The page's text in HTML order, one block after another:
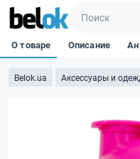
Belok.ua Аксессуары и
О товаре Описание